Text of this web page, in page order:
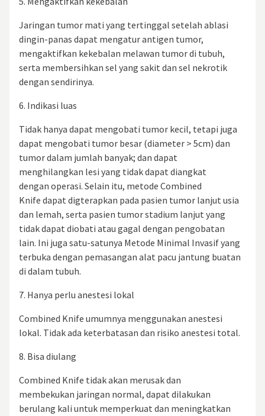
Jaringan tumor mati yang tertinggal setelah ablasi
dingin-panas dapat mengatur antigen tumor,
mengaktifkan kekebalan melawan tumor di tubuh,
serta membersihkan sel yang sakit dan sel nekrotik
dengan sendirinya.
6. Indikasi luas
Tidak hanya dapat mengobati tumor kecil, tetapi juga
dapat mengobati tumor besar (diameter > 5cm) dan
tumor dalam jumlah banyak; dan dapat
menghilangkan lesi yang tidak dapat diangkat
dengan operasi. Selain itu, metode Combined
Knife dapat digterapkan pada pasien tumor lanjut usia
dan lemah, serta pasien tumor stadium lanjut yang
tidak dapat diobati atau gagal dengan pengobatan
lain. Ini juga satu-satunya Metode Minimal Invasif yang
terbuka dengan pemasangan alat pacu jantung buatan
di dalam tubuh.
7. Hanya perlu anestesi lokal
Combined Knife umumnya menggunakan anestesi
lokal. Tidak ada keterbatasan dan risiko anestesi total.
8. Bisa diulang
Combined Knife tidak akan merusak dan
membekukan jaringan normal, dapat dilakukan
berulang kali untuk memperkuat dan meningkatkan